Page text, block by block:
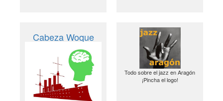
Cabeza Woque
Todo sobre el jazz en Aragón
¡Pincha el logo!